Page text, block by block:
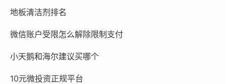
地板清洁剂排名
微信账户受限怎么解除限制支付
小天鹅和海尔建议买哪个
10元微投资正规平台